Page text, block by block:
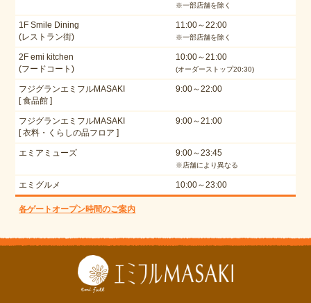
※一部店舗を除く
1F Smile Dining
(レストラン街)
11:00～22:00
※一部店舗を除く
2F emi kitchen
(フードコート)
10:00～21:00
(オーダーストップ20:30)
フジグランエミフルMASAKI
[ 食品館 ]
9:00～22:00
フジグランエミフルMASAKI
[ 衣料・くらしの品フロア ]
9:00～21:00
エミアミューズ 9:00～23:45
※店舗により異なる
エミグルメ 10:00～23:00
各ゲートオープン時間のご案内